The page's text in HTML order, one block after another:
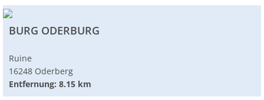
BURG ODERBURG
Ruine
16248 Oderberg
Entfernung: 8.15 km